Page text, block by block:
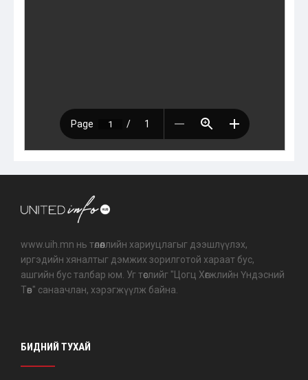
www.uih.mn нь төлөөллийн хариуцлагыг дээшлүүлэх,
иргэдийн хяналтыг дэмжих зорилготой хараат бус,
ашгийн бус талбар юм. Уг төслийг "Цогц Хөгжлийн Үндэсний
Төв" санаачлан, хэрэгжүүлж байна.
БИДНИЙ ТУХАЙ